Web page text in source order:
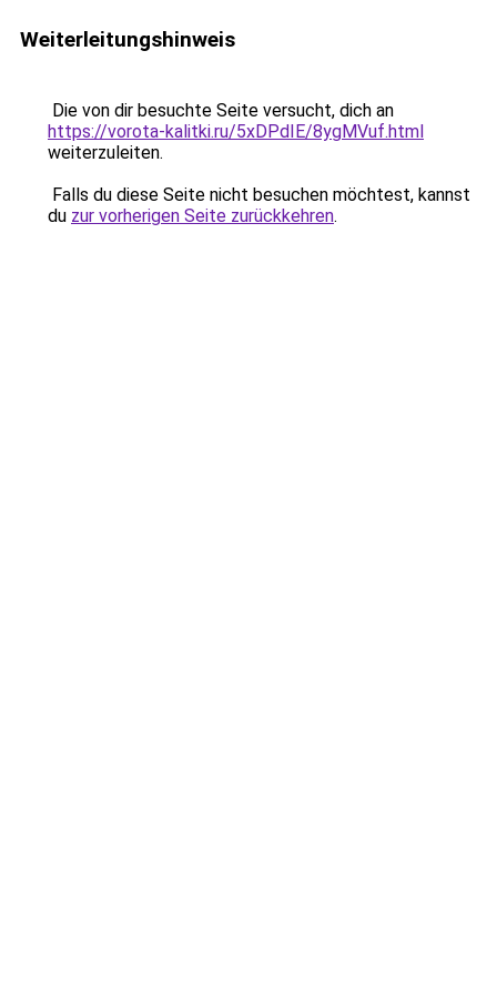
Weiterleitungshinweis
Die von dir besuchte Seite versucht, dich an
https://vorota-kalitki.ru/5xDPdIE/8ygMVuf.html
weiterzuleiten.
Falls du diese Seite nicht besuchen möchtest, kannst
du zur vorherigen Seite zurückkehren.